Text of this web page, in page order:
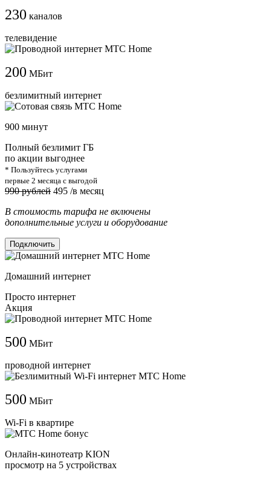
230 каналов
телевидение
200 МБит
безлимитный интернет
900 минут
Полный безлимит ГБ
по акции выгоднее
* Пользуйтесь услугами
первые 2 месяца с выгодой
990 рублей 495 /в месяц
В стоимость тарифа не включены
дополнительные услуги и оборудование
Подключить
Домашний интернет
Просто интернет
Акция
500 МБит
проводной интернет
500 МБит
Wi-Fi в квартире
Онлайн-кинотеатр KION
просмотр на 5 устройствах